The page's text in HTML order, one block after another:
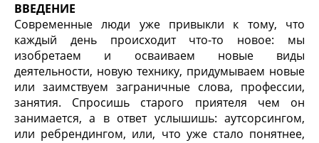
ВВЕДЕНИЕ
Современные люди уже привыкли к тому, что
каждый день происходит что-то новое: мы
изобретаем и осваиваем новые виды
деятельности, новую технику, придумываем новые
или заимствуем заграничные слова, профессии,
занятия. Спросишь старого приятеля чем он
занимается, а в ответ услышишь: аутсорсингом,
или ребрендингом, или, что уже стало понятнее,